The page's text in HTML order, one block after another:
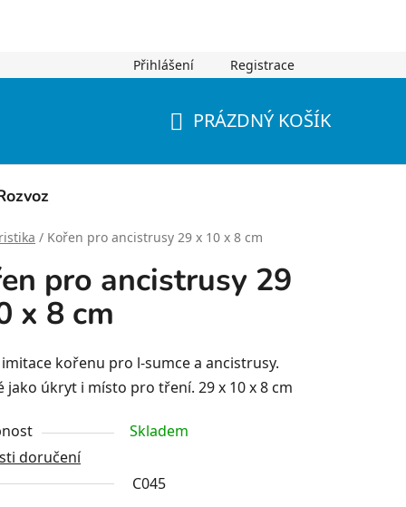
Přihlášení Registrace
PRÁZDNÝ KOŠÍK
/ Kořen pro ancistrusy 29 x 10 x 8 cm
pro ancistrusy 29
x 8 cm
kořenu pro l-sumce a ancistrusy.
jako úkryt i místo pro tření. 29 x 10 x 8 cm
Skladem
doručení
C045